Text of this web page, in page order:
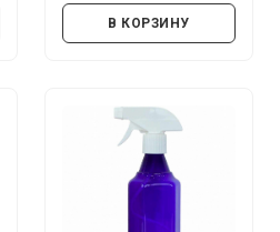
В КОРЗИНУ